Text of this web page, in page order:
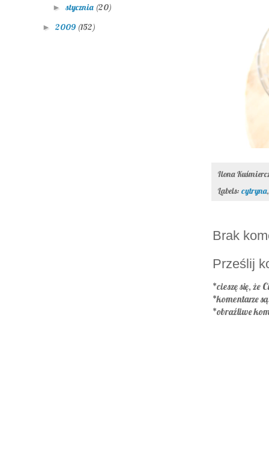
Ilona
Labels: cytryna
Brak
Prześlij
*cieszę się, że
*komentarze
*obraźliwe
► stycznia (20)
► 2009 (152)